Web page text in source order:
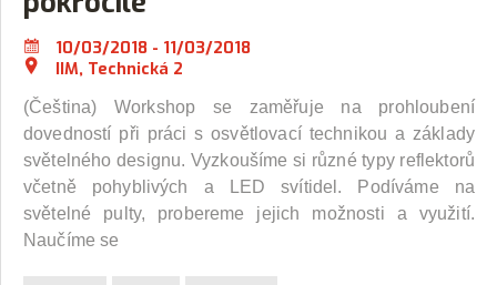
10/03/2018 - 11/03/2018
IIM, Technická 2
(Čeština) Workshop se zaměřuje na prohloubení
dovedností při práci s osvětlovací technikou a základy
světelného designu. Vyzkoušíme si různé typy reflektorů
včetně pohyblivých a LED svítidel. Podíváme na
světelné pulty, probereme jejich možnosti a využití.
Naučíme se